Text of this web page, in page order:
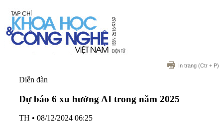
In trang (Ctr + P)
Diễn đàn
Dự báo 6 xu hướng AI trong năm 2025
TH • 08/12/2024 06:25